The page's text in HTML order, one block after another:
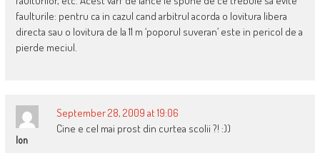
faulturile: pentru ca in cazul cand arbitrul acorda o lovitura libera
directa sau o lovitura de la 11 m ‘poporul suveran’ este in pericol de a
pierde meciul.
Ion
September 28, 2009 at 19:06
Cine e cel mai prost din curtea scolii ?! :))